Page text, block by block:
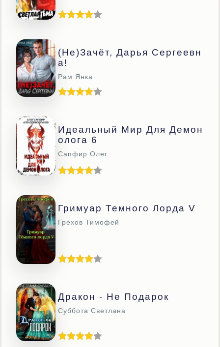
(Не)зачёт, Дарья Сергеевн
А!
Рам Янка
Идеальный Мир Для Демон
Олога 6
Сапфир Олег
Гримуар Темного Лорда V
Грехов Тимофей
Дракон - Не Подарок
Суббота Светлана